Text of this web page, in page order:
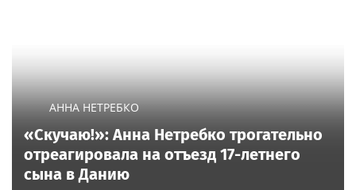
АННА НЕТРЕБКО
«Скучаю!»: Анна Нетребко трогательно
отреагировала на отъезд 17-летнего
сына в Данию